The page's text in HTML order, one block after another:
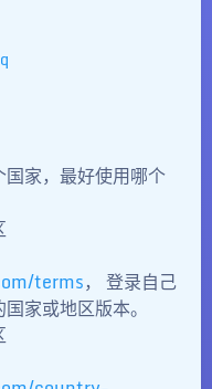
家，最好使用哪个
terms， 登录自己
家或地区版本。